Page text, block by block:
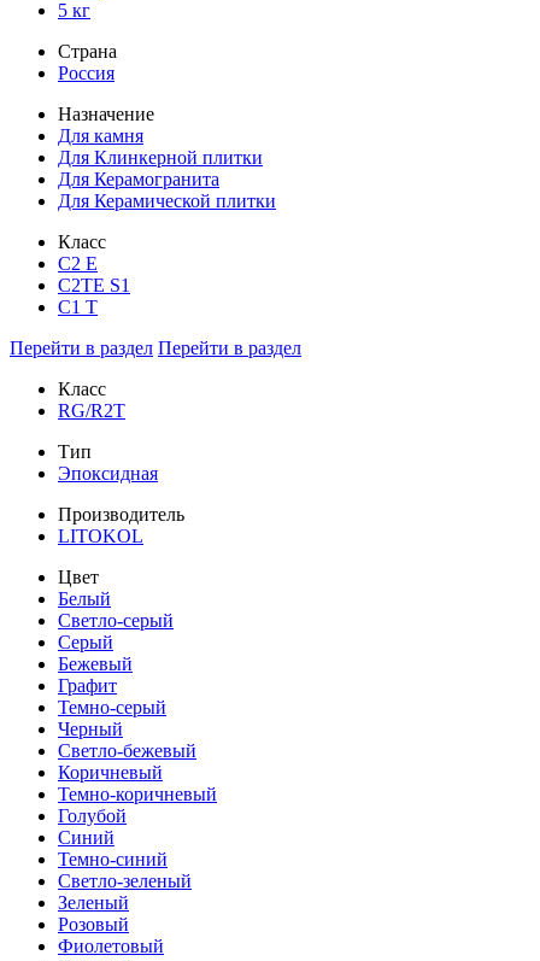
5 кг
Страна
Россия
Назначение
Для камня
Для Клинкерной плитки
Для Керамогранита
Для Керамической плитки
Класс
С2 Е
C2TE S1
C1 T
Перейти в раздел Перейти в раздел
Класс
RG/R2T
Тип
Эпоксидная
Производитель
LITOKOL
Цвет
Белый
Светло-серый
Серый
Бежевый
Графит
Темно-серый
Черный
Светло-бежевый
Коричневый
Темно-коричневый
Голубой
Синий
Темно-синий
Светло-зеленый
Зеленый
Розовый
Фиолетовый